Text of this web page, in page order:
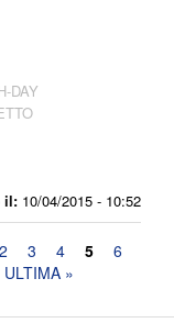
il: 10/04/2015 - 10:52
DAY
2 3 4 5
6
ULTIMA »